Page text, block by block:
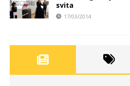
svita
17/03/2014